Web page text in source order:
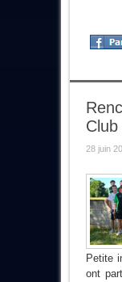
28 juin
Petite
ont